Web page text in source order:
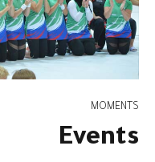
MOMENTS
Events